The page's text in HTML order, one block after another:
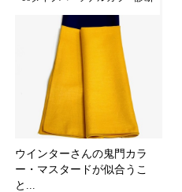
ウインターさんの鬼門カラ
ー・マスタードが似合うこ
と...